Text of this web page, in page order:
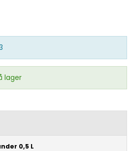
lager
0,5 L